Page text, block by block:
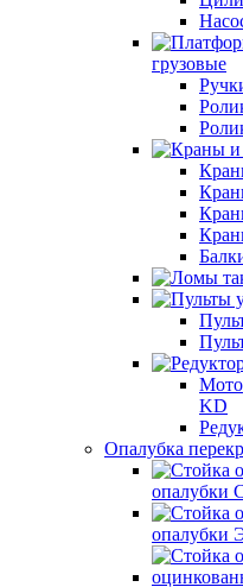
грузовые
KD
Опалубка